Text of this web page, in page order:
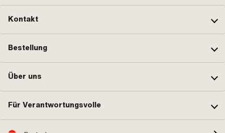
Kontakt
Bestellung
Über uns
Für Verantwortungsvolle